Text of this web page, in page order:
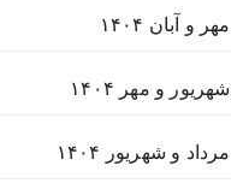
مهر و آبان ۱۴۰۴
شهریور و مهر ۱۴۰۴
مرداد و شهریور ۱۴۰۴